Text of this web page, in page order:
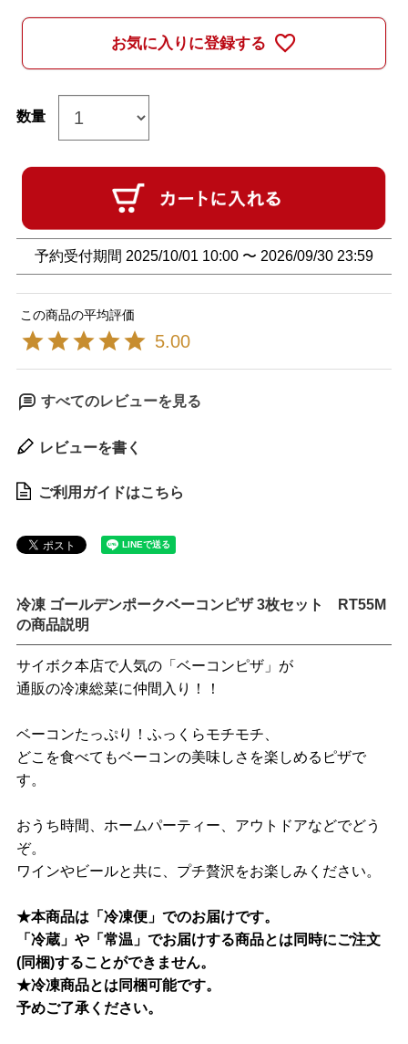
お気に入りに登録する
予約受付期間 2025/10/01 10:00 〜 2026/09/30 23:59
5.00
すべてのレビューを見る
レビューを書く
ご利用ガイドはこちら
冷凍 ゴールデンポークベーコンピザ 3枚セット RT55M
の商品説明
サイボク本店で人気の「ベーコンピザ」が
通販の冷凍総菜に仲間入り！！
ベーコンたっぷり！ふっくらモチモチ、
どこを食べてもベーコンの美味しさを楽しめるピザで
す。
おうち時間、ホームパーティー、アウトドアなどでどう
ぞ。
ワインやビールと共に、プチ贅沢をお楽しみください。
★本商品は「冷凍便」でのお届けです。
「冷蔵」や「常温」でお届けする商品とは同時にご注文
(同梱)することができません。
★冷凍商品とは同梱可能です。
予めご了承ください。